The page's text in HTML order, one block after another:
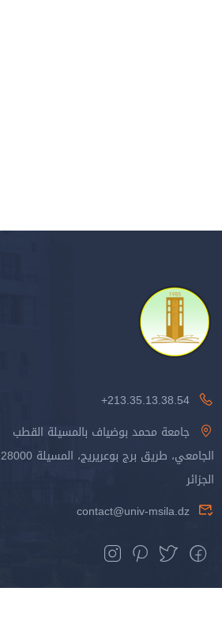
213.35.13.38.54+
جامعة محمد بوضياف بالمسيلة القطب
الجامعي، طريق برج بوعريريج، المسيلة 28000
الجزائر
contact@univ-msila.dz